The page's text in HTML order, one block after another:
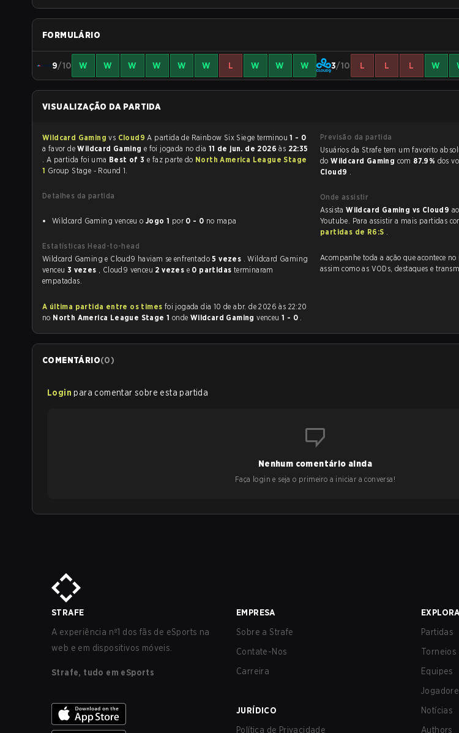
FORMULÁRIO
9/10 W W W W W W L W W W 3/10 L L L W
VISUALIZAÇÃO DA PARTIDA
Wildcard Gamingvs Cloud9 A partida de Rainbow Six Siege terminou1 - 0
a favor deWildcard Gaming e foi jogada no dia 11 de jun. de 2026às 22:35
. A partida foi uma Best of 3 e faz parte do North America League Stage
1 Group Stage - Round 1.
Detalhes da partida
Wildcard Gaming venceu o Jogo 1 por 0 - 0 no mapa
Estatísticas Head-to-head
Wildcard Gaming e Cloud9 haviam se enfrentado5 vezes . Wildcard Gaming
venceu 3 vezes , Cloud9 venceu 2 vezes e 0 partidas terminaram
empatadas.
A última partida entre os times
no North America League Stage 1 onde Wildcard Gamingvenceu 1 - 0 .
Previsão da partida
Usuários da Strafe tem um favorito absoluto para a partida, e preveem a vitória
doWildcard Gaming com 87.9% dos
Cloud9 .
Onde assistir
AssistaWildcard Gaming vs Cloud9
Youtube. Para assistir a mais partidas
partidas de R6:S .
Acompanhe toda a ação que acontece no
assim como as VODs, destaques e
COMENTÁRIO(0)
Login para comentar sobre esta partida
Nenhum comentário ainda
Faça login e seja o primeiro a iniciar a conversa!
STRAFE
A experiência nº1 dos fãs de eSports na
web e em dispositivos móveis.
Strafe, tudo em eSports
EMPRESA
Sobre a Strafe
Contate-Nos
Carreira
JURÍDICO
Política de Privacidade
Partidas
Torneios
Equipes
Notícias
Authors